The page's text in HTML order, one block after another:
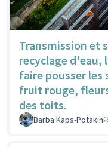
Transmission et
recyclage
faire pousser les
fruit rouge,
des toits.
Barba Kaps-Potakin